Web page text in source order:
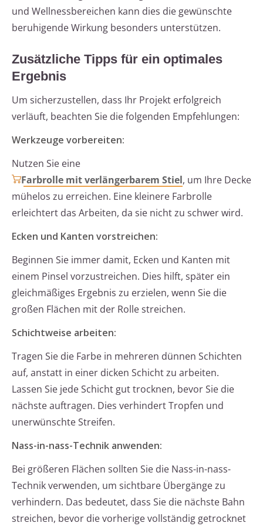
und Wellnessbereichen kann dies die gewünschte
beruhigende Wirkung besonders unterstützen.
Zusätzliche Tipps für ein optimales
Ergebnis
Um sicherzustellen, dass Ihr Projekt erfolgreich
verläuft, beachten Sie die folgenden Empfehlungen:
Werkzeuge vorbereiten:
Nutzen Sie eine
Farbrolle mit verlängerbarem Stiel, um Ihre Decke
mühelos zu erreichen. Eine kleinere Farbrolle
erleichtert das Arbeiten, da sie nicht zu schwer wird.
Ecken und Kanten vorstreichen:
Beginnen Sie immer damit, Ecken und Kanten mit
einem Pinsel vorzustreichen. Dies hilft, später ein
gleichmäßiges Ergebnis zu erzielen, wenn Sie die
großen Flächen mit der Rolle streichen.
Schichtweise arbeiten:
Tragen Sie die Farbe in mehreren dünnen Schichten
auf, anstatt in einer dicken Schicht zu arbeiten.
Lassen Sie jede Schicht gut trocknen, bevor Sie die
nächste auftragen. Dies verhindert Tropfen und
unerwünschte Streifen.
Nass-in-nass-Technik anwenden:
Bei größeren Flächen sollten Sie die Nass-in-nass-
Technik verwenden, um sichtbare Übergänge zu
verhindern. Das bedeutet, dass Sie die nächste Bahn
streichen, bevor die vorherige vollständig getrocknet